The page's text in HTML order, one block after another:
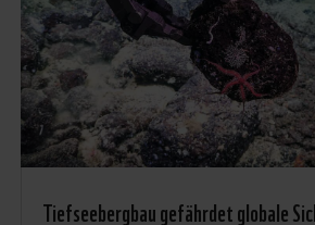
Tiefseebergbau gefährdet globale